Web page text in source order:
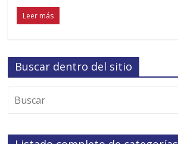
Leer más
Buscar dentro del sitio